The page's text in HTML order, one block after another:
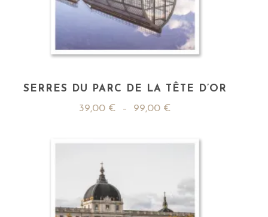
SERRES DU PARC DE LA TÊTE D’OR
39,00 € – 99,00 €